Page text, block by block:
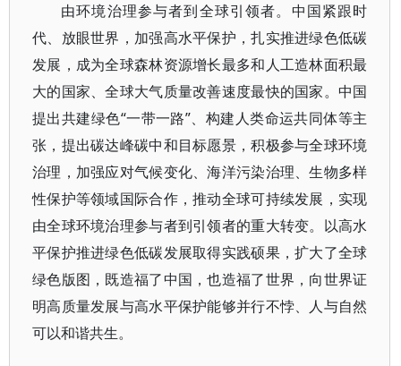
由环境治理参与者到全球引领者。中国紧跟时
代、放眼世界，加强高水平保护，扎实推进绿色低碳
发展，成为全球森林资源增长最多和人工造林面积最
大的国家、全球大气质量改善速度最快的国家。中国
提出共建绿色“一带一路”、构建人类命运共同体等主
张，提出碳达峰碳中和目标愿景，积极参与全球环境
治理，加强应对气候变化、海洋污染治理、生物多样
性保护等领域国际合作，推动全球可持续发展，实现
由全球环境治理参与者到引领者的重大转变。以高水
平保护推进绿色低碳发展取得实践硕果，扩大了全球
绿色版图，既造福了中国，也造福了世界，向世界证
明高质量发展与高水平保护能够并行不悖、人与自然
可以和谐共生。